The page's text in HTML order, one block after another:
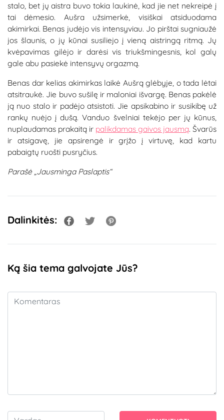
stalo, bet jų aistra buvo tokia laukinė, kad jie net nekreipė į
tai dėmesio. Aušra užsimerkė, visiškai atsiduodama
akimirkai. Benas judėjo vis intensyviau. Jo pirštai sugniaužė
jos šlaunis, o jų kūnai susiliejo į vieną aistringą ritmą. Jų
kvėpavimas gilėjo ir darėsi vis triukšmingesnis, kol galų
gale abu pasiekė intensyvų orgazmą.
Benas dar kelias akimirkas laikė Aušrą glėbyje, o tada lėtai
atsitraukė. Jie buvo sušilę ir maloniai išvargę. Benas pakėlė
ją nuo stalo ir padėjo atsistoti. Jie apsikabino ir susikibę už
rankų nuėjo į dušą. Vanduo švelniai tekėjo per jų kūnus,
nuplaudamas prakaitą ir palikdamas gaivos jausmą. Švarūs
ir atsigavę, jie apsirengė ir grįžo į virtuvę, kad kartu
pabaigtų ruošti pusryčius.
Parašė „Jausminga Paslaptis“
Dalinkitės:
Ką šia tema galvojate Jūs?